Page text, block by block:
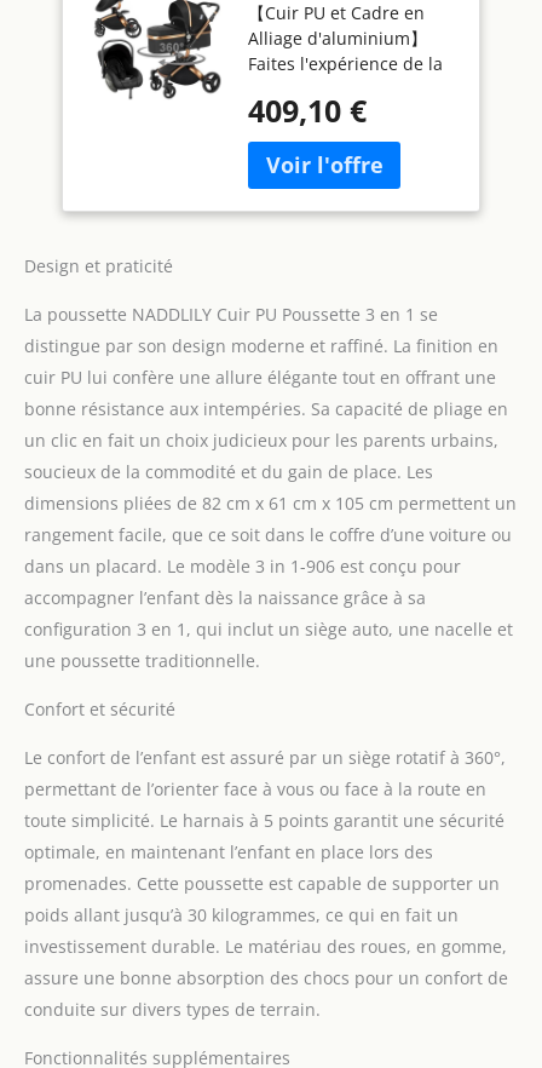
Siège Réglable
Rotative à 360°,
Pousette 3 en 1 avec
Conception Portable
Pliable Un Clic,
Poussette Canne
avec Accessoires
(906 Black)
【Cuir PU et Cadre en
Alliage d'aluminium】
Faites l'expérience de la
avec le matériau en cuir
PU imperméable et
antisalissure de notre
poussette bebe. Le
matériau respectueux de
un environnement
hygiénique et confortable
pour votre bébé.
Combinée au cadre
robuste en alliage
d'aluminium, notre
poussette offre stabilité
et portabilité. 【360°
Conception du Siège en
Coquille d'œuf
Bionique】 Profitez de la
commodité avec la
360° de notre pousette,
un accès facile à votre
angle. De plus, la
conception de notre
siège en forme de
coquille d'œuf bionique
assure soutien et confort
pour la croissance et le
développement de votre
bébé, offrant ainsi un
environnement stimulant
épanouissement.
409,10 €
Design et praticité
La poussette NADDLILY Cuir PU Poussette 3 en 1 se
distingue par son design moderne et raffiné. La finition en
cuir PU lui confère une allure élégante tout en offrant une
bonne résistance aux intempéries. Sa capacité de pliage en
un clic en fait un choix judicieux pour les parents urbains,
soucieux de la commodité et du gain de place. Les
dimensions pliées de 82 cm x 61 cm x 105 cm permettent un
rangement facile, que ce soit dans le coffre d’une voiture ou
dans un placard. Le modèle 3 in 1-906 est conçu pour
accompagner l’enfant dès la naissance grâce à sa
configuration 3 en 1, qui inclut un siège auto, une nacelle et
une poussette traditionnelle.
Confort et sécurité
Le confort de l’enfant est assuré par un siège rotatif à 360°,
permettant de l’orienter face à vous ou face à la route en
toute simplicité. Le harnais à 5 points garantit une sécurité
optimale, en maintenant l’enfant en place lors des
promenades. Cette poussette est capable de supporter un
poids allant jusqu’à 30 kilogrammes, ce qui en fait un
investissement durable. Le matériau des roues, en gomme,
assure une bonne absorption des chocs pour un confort de
conduite sur divers types de terrain.
Fonctionnalités supplémentaires